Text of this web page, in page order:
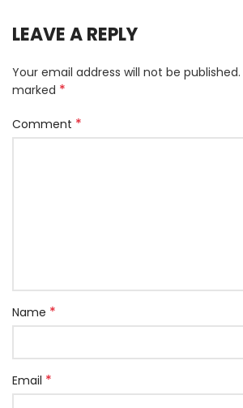
LEAVE A REPLY
Your email address will not be published.
marked *
Comment *
Name *
Email *